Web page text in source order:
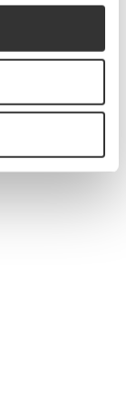
med flere
mere plads
liv